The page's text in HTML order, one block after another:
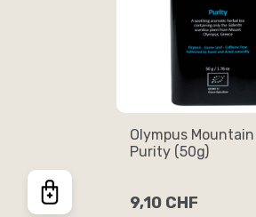
Olympus Mountain
Purity (50g)
9,10 CHF